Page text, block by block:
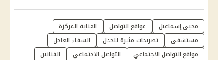
محيي إسماعيل مواقع التواصل
العناية المركزة
مستشفى
تصريحات مثيرة للجدل
الشفاء العاجل
مواقع التواصل الاجتماعي
التواصل الاجتماعي الفنانين